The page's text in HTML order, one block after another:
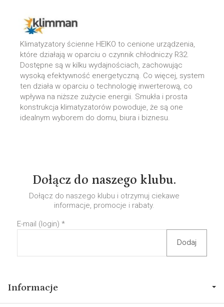
Klimatyzatory ścienne HEIKO to cenione urządzenia,
które działają w oparciu o czynnik chłodniczy R32.
Dostępne są w kilku wydajnościach, zachowując
wysoką efektywność energetyczną. Co więcej, system
ten działa w oparciu o technologię inwerterową, co
wpływa na niższe zużycie energii. Smukła i prosta
konstrukcja klimatyzatorów powoduje, że są one
idealnym wyborem do domu, biura i biznesu.
Dołącz do naszego klubu.
Dołącz do naszego klubu i otrzymuj ciekawe
informacje, promocje i rabaty.
E-mail (login) *
Informacje